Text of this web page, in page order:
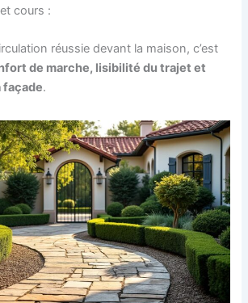
cours :
réussie devant la maison, c’est
de marche, lisibilité du trajet et
façade.